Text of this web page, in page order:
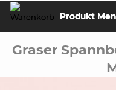
Produkt
Graser